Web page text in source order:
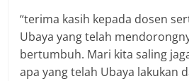
“terima kasih kepada dosen
Ubaya yang telah
bertumbuh. Mari kita saling
apa yang telah Ubaya lakukan